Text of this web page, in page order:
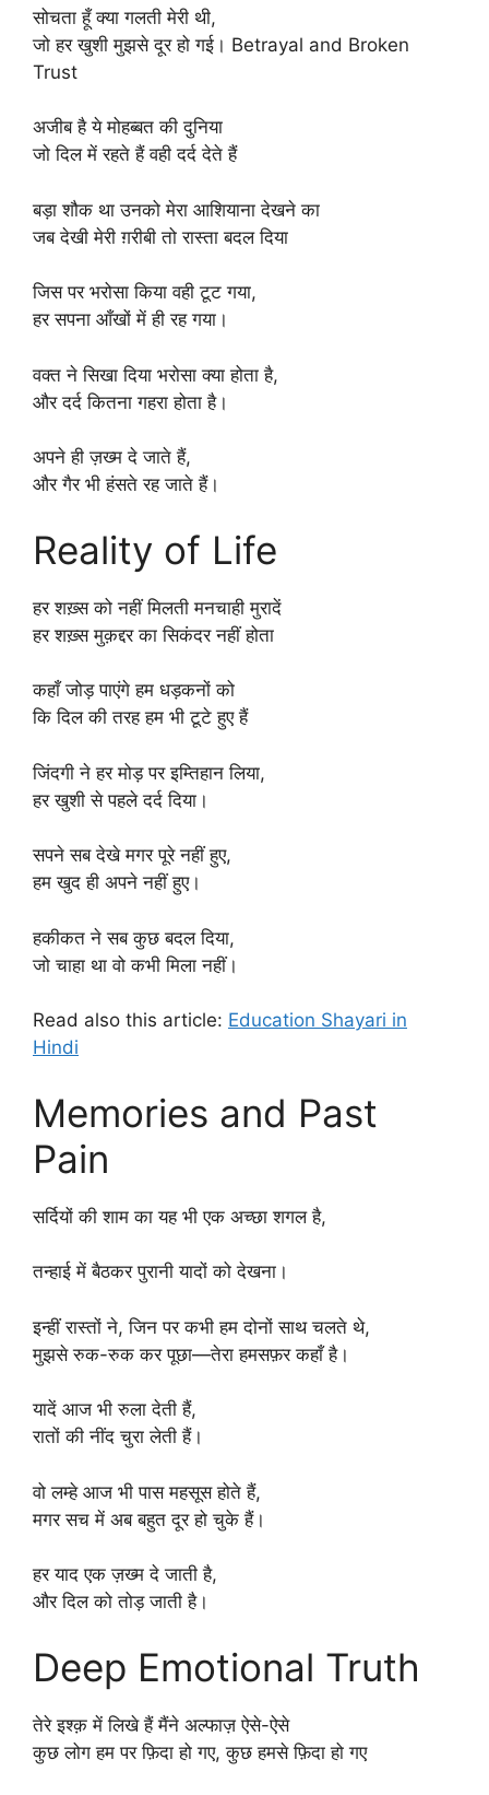
सोचता हूँ क्या गलती मेरी थी,
जो हर खुशी मुझसे दूर हो गई। Betrayal and Broken
Trust
अजीब है ये मोहब्बत की दुनिया
जो दिल में रहते हैं वही दर्द देते हैं
बड़ा शौक था उनको मेरा आशियाना देखने का
जब देखी मेरी ग़रीबी तो रास्ता बदल दिया
जिस पर भरोसा किया वही टूट गया,
हर सपना आँखों में ही रह गया।
वक्त ने सिखा दिया भरोसा क्या होता है,
और दर्द कितना गहरा होता है।
अपने ही ज़ख्म दे जाते हैं,
और गैर भी हंसते रह जाते हैं।
Reality of Life
हर शख़्स को नहीं मिलती मनचाही मुरादें
हर शख़्स मुक़द्दर का सिकंदर नहीं होता
कहाँ जोड़ पाएंगे हम धड़कनों को
कि दिल की तरह हम भी टूटे हुए हैं
जिंदगी ने हर मोड़ पर इम्तिहान लिया,
हर खुशी से पहले दर्द दिया।
सपने सब देखे मगर पूरे नहीं हुए,
हम खुद ही अपने नहीं हुए।
हकीकत ने सब कुछ बदल दिया,
जो चाहा था वो कभी मिला नहीं।
Read also this article: Education Shayari in
Hindi
Memories and Past
Pain
सर्दियों की शाम का यह भी एक अच्छा शगल है,
तन्हाई में बैठकर पुरानी यादों को देखना।
इन्हीं रास्तों ने, जिन पर कभी हम दोनों साथ चलते थे,
मुझसे रुक-रुक कर पूछा—तेरा हमसफ़र कहाँ है।
यादें आज भी रुला देती हैं,
रातों की नींद चुरा लेती हैं।
वो लम्हे आज भी पास महसूस होते हैं,
मगर सच में अब बहुत दूर हो चुके हैं।
हर याद एक ज़ख्म दे जाती है,
और दिल को तोड़ जाती है।
Deep Emotional Truth
तेरे इश्क़ में लिखे हैं मैंने अल्फाज़ ऐसे-ऐसे
कुछ लोग हम पर फ़िदा हो गए, कुछ हमसे फ़िदा हो गए